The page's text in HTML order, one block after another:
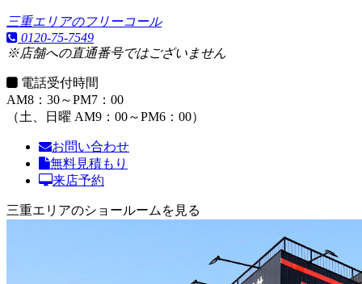
三重エリアのフリーコール
0120-75-7549
※店舗への直通番号ではございません
電話受付時間
AM8：30～PM7：00
（土、日曜 AM9：00～PM6：00）
お問い合わせ
無料見積もり
来店予約
三重エリアのショールームを見る